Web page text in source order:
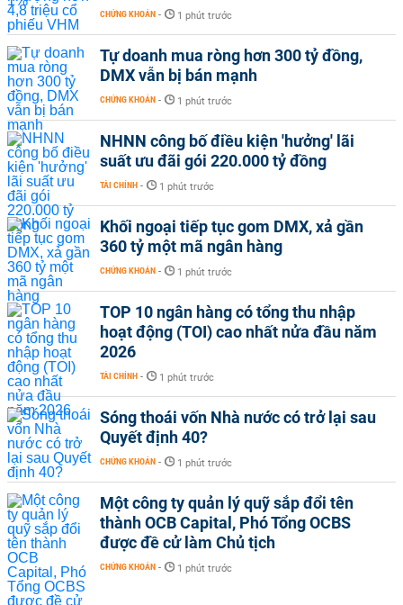
CHỨNG KHOÁN - 1 phút trước
Tự doanh mua ròng hơn 300 tỷ đồng,
DMX vẫn bị bán mạnh
CHỨNG KHOÁN - 1 phút trước
NHNN công bố điều kiện 'hưởng' lãi
suất ưu đãi gói 220.000 tỷ đồng
TÀI CHÍNH - 1 phút trước
Khối ngoại tiếp tục gom DMX, xả gần
360 tỷ một mã ngân hàng
CHỨNG KHOÁN - 1 phút trước
TOP 10 ngân hàng có tổng thu nhập
hoạt động (TOI) cao nhất nửa đầu năm
2026
TÀI CHÍNH - 1 phút trước
Sóng thoái vốn Nhà nước có trở lại sau
Quyết định 40?
CHỨNG KHOÁN - 1 phút trước
Một công ty quản lý quỹ sắp đổi tên
thành OCB Capital, Phó Tổng OCBS
được đề cử làm Chủ tịch
CHỨNG KHOÁN - 1 phút trước